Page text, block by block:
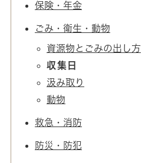
保険・年金
ごみ・衛生・動物
資源物とごみの出し方
収集日
汲み取り
動物
救急・消防
防災・防犯